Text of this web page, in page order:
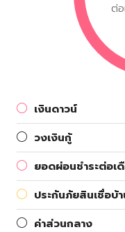
ต่
เงินดาวน์
วงเงินกู้
ยอดผ่อนชำระต่อเ
ประกันภัยสินเชื่อบ้
ค่าส่วนกลาง